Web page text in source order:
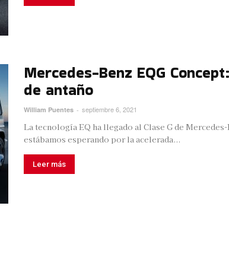
Mercedes-Benz EQG
de antaño
William Puentes - septiembre 6, 2021
La tecnología EQ ha llegado al Clase G de
estábamos esperando por la acelerada...
Leer más